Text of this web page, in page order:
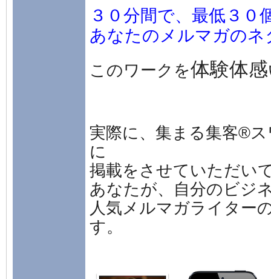
３０分間で、最低３０
あなたのメルマガのネ
このワークを体験体感
実際に、集まる集客®
に
掲載をさせていただい
あなたが、自分のビジ
人気メルマガライター
す。